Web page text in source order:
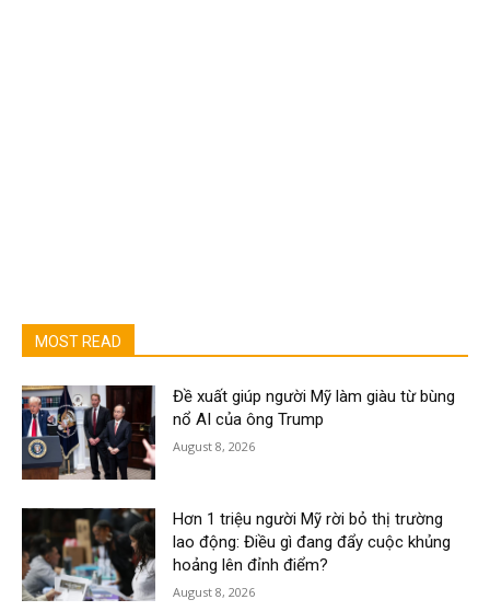
MOST READ
Đề xuất giúp người Mỹ làm giàu từ bùng
nổ AI của ông Trump
August 8, 2026
Hơn 1 triệu người Mỹ rời bỏ thị trường
lao động: Điều gì đang đẩy cuộc khủng
hoảng lên đỉnh điểm?
August 8, 2026